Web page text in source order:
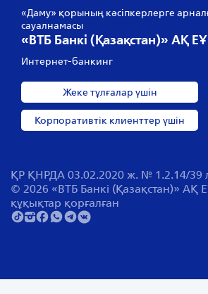
«Даму» қорының кәсіпкерлерге
сауалнамасы
«ВТБ Банкі (Қазақстан)» АҚ ЕҰ
Интернет-банкинг
Жеке тұлғалар үшін
Корпоративтік клиенттер үшін
ҚР ҚНРДА 03.02.2020 ж. № 1.2.14/39
© 2026 «ВТБ Банкі (Қазақстан)» АҚ
құқықтар қорғалған